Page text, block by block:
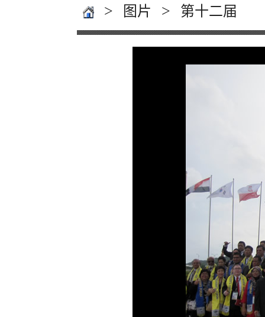
> 图片 > 第十二届